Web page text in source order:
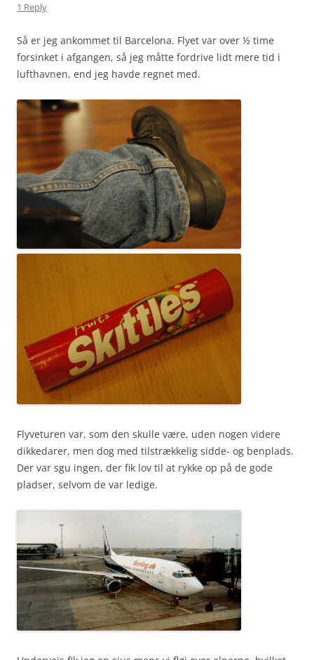
1 Reply
Så er jeg ankommet til Barcelona. Flyet var over ½ time
forsinket i afgangen, så jeg måtte fordrive lidt mere tid i
lufthavnen, end jeg havde regnet med.
Flyveturen var, som den skulle være, uden nogen videre
dikkedarer, men dog med tilstrækkelig sidde- og benplads.
Der var sgu ingen, der fik lov til at rykke op på de gode
pladser, selvom de var ledige.